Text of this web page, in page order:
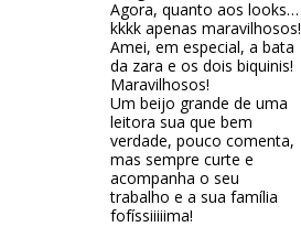
Agora, quanto aos looks…
kkkk apenas maravilhosos!
Amei, em especial, a bata
da zara e os dois biquinis!
Maravilhosos!
Um beijo grande de uma
leitora sua que bem
verdade, pouco comenta,
mas sempre curte e
acompanha o seu
trabalho e a sua família
fofíssiiiiima!